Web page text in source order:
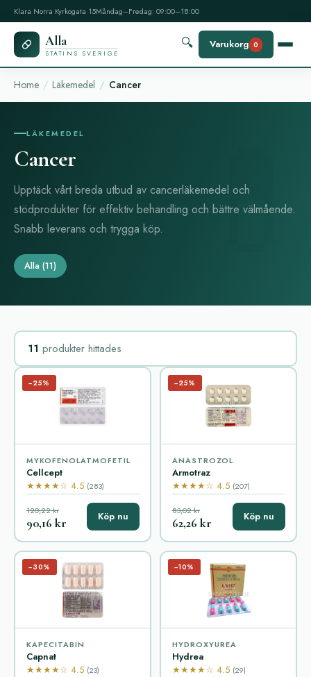
Klara Norra Kyrkogata 15Måndag–Fredag: 09:00–18:00
Alla
STATINS SVERIGE
🔍 Varukorg 0
Home Läkemedel Cancer
LÄKEMEDEL
Cancer
Upptäck vårt breda utbud av cancerläkemedel och
stödprodukter för effektiv behandling och bättre välmående.
Snabb leverans och trygga köp.
Alla (11)
11 produkter hittades
−25%
MYKOFENOLATMOFETIL
Cellcept
★★★★☆ 4.5 (283)
120,22 kr
90,16 kr Köp nu
−25%
ANASTROZOL
Armotraz
★★★★☆ 4.5 (207)
83,02 kr
62,26 kr Köp nu
−30%
KAPECITABIN
Capnat
★★★★☆ 4.5 (23)
−10%
HYDROXYUREA
Hydrea
★★★★☆ 4.5 (29)